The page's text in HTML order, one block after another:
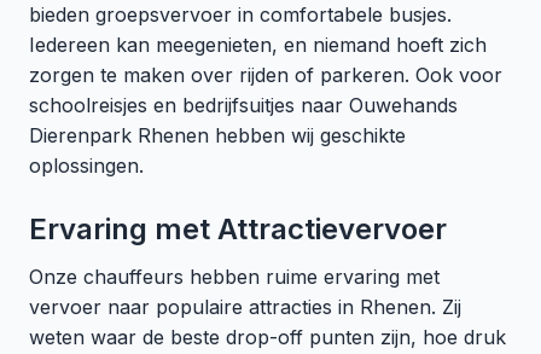
bieden groepsvervoer in comfortabele busjes.
Iedereen kan meegenieten, en niemand hoeft zich
zorgen te maken over rijden of parkeren. Ook voor
schoolreisjes en bedrijfsuitjes naar Ouwehands
Dierenpark Rhenen hebben wij geschikte
oplossingen.
Ervaring met Attractievervoer
Onze chauffeurs hebben ruime ervaring met
vervoer naar populaire attracties in Rhenen. Zij
weten waar de beste drop-off punten zijn, hoe druk